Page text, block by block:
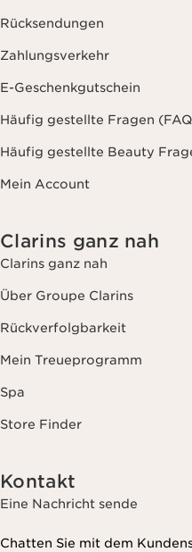
Rücksendungen
Zahlungsverkehr
E-Geschenkgutschein
Häufig gestellte Fragen
Häufig gestellte Beauty
Mein Account
Clarins ganz nah
Clarins ganz nah
Über Groupe Clarins
Rückverfolgbarkeit
Mein Treueprogramm
Spa
Store Finder
Kontakt
Eine Nachricht sende
Chatten Sie mit dem